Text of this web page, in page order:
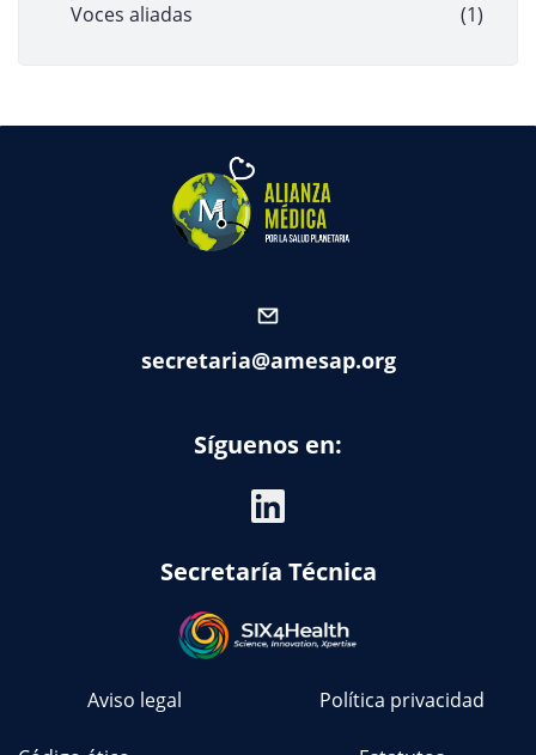
Voces aliadas
(1)
secretaria@amesap.org
Síguenos en:
Secretaría Técnica
Aviso legal Política privacidad